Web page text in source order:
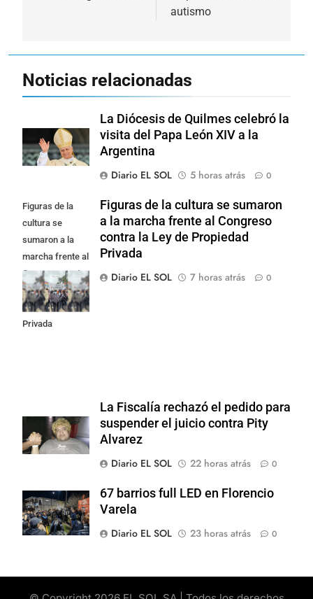
autismo
Noticias relacionadas
La Diócesis de Quilmes celebró la
visita del Papa León XIV a la
Argentina
Diario EL SOL
5 horas atrás 0
Figuras de la
cultura se
sumaron a la
marcha frente al
Congreso contra
la Ley de
Propiedad
Privada
Figuras de la cultura se sumaron
a la marcha frente al Congreso
contra la Ley de Propiedad
Privada
Diario EL SOL
7 horas atrás 0
La Fiscalía rechazó el pedido para
suspender el juicio contra Pity
Alvarez
Diario EL SOL
22 horas atrás 0
67 barrios full LED en Florencio
Varela
Diario EL SOL
23 horas atrás 0